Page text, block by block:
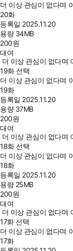
더 이상 관심이 없다며
20화
등록일 2025.11.20
용량 34MB
200원
대여
더 이상 관심이 없다며
19화 선택
더 이상 관심이 없다며
19화
등록일 2025.11.20
용량 37MB
200원
대여
더 이상 관심이 없다며
18화 선택
더 이상 관심이 없다며
18화
등록일 2025.11.20
용량 25MB
200원
대여
더 이상 관심이 없다며
17화 선택
더 이상 관심이 없다며
17화